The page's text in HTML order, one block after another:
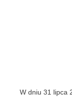
W dniu 31 lipca